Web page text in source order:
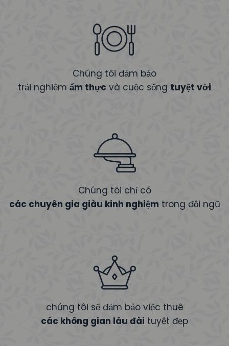
Chúng tôi đảm bảo
trải nghiệm ẩm thực và cuộc sống tuyệt vời
Chúng tôi chỉ có
các chuyên gia giàu kinh nghiệm trong đội ngũ
chúng tôi sẽ đảm bảo việc thuê
các không gian lâu đài tuyệt đẹp